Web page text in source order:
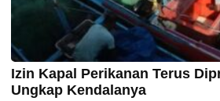
Izin Kapal Perikanan Terus
Ungkap Kendalanya